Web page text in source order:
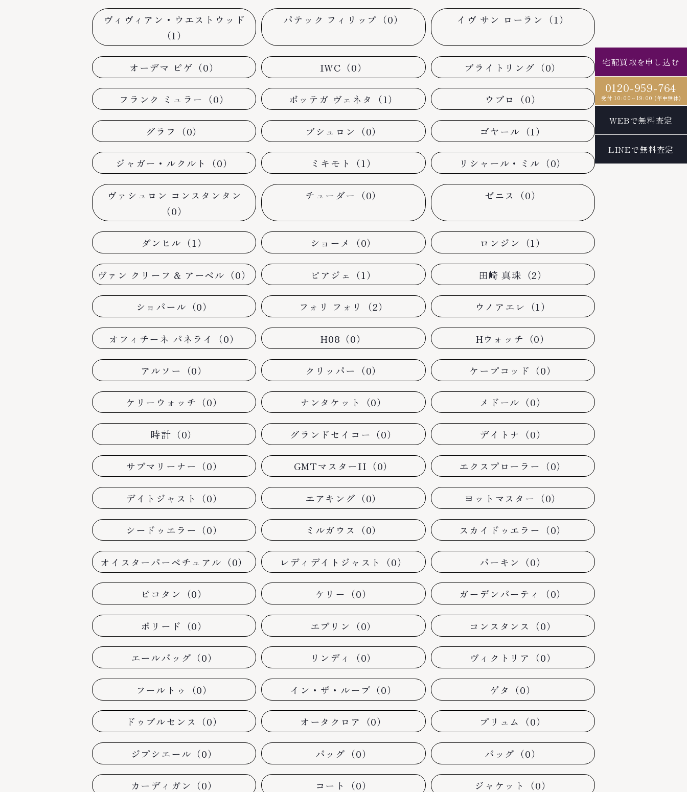
ヴィヴィアン・ウエストウッド
（1）
パテック フィリップ（0） イヴ サン ローラン（1）
オーデマ ピゲ（0） IWC（0） ブライトリング（0）
フランク ミュラー（0） ボッテガ ヴェネタ（1） ウブロ（0）
グラフ（0） ブシュロン（0） ゴヤール（1）
ジャガー・ルクルト（0） ミキモト（1） リシャール・ミル（0）
ヴァシュロン コンスタンタン
（0）
チューダー（0） ゼニス（0）
ダンヒル（1） ショーメ（0） ロンジン（1）
ヴァン クリーフ & アーペル（0） ピアジェ（1） 田崎 真珠（2）
ショパール（0） フォリ フォリ（2） ウノアエレ（1）
オフィチーネ パネライ（0） H08（0） Hウォッチ（0）
アルソー（0） クリッパー（0） ケープコッド（0）
ケリーウォッチ（0） ナンタケット（0） メドール（0）
時計（0） グランドセイコー（0） デイトナ（0）
サブマリーナー（0） GMTマスターII（0） エクスプローラー（0）
デイトジャスト（0） エアキング（0） ヨットマスター（0）
シードゥエラー（0） ミルガウス（0） スカイドゥエラー（0）
オイスターパーペチュアル（0） レディデイトジャスト（0） バーキン（0）
ピコタン（0） ケリー（0） ガーデンパーティ（0）
ボリード（0） エブリン（0） コンスタンス（0）
エールバッグ（0） リンディ（0） ヴィクトリア（0）
フールトゥ（0） イン・ザ・ループ（0） ゲタ（0）
ドゥブルセンス（0） オータクロア（0） プリュム（0）
ジプシエール（0） バッグ（0） バッグ（0）
カーディガン（0） コート（0） ジャケット（0）
宅配買取を申し込む
0120-959-764
受付 10:00～19:00 (年中無休)